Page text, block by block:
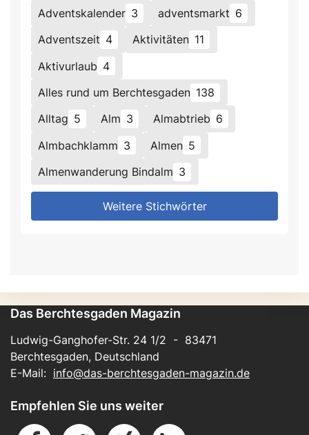
Adventskalender 3 adventsmarkt 6
Adventszeit 4 Aktivitäten 11
Aktivurlaub 4
Alles rund um Berchtesgaden 138
Alltag 5 Alm 3 Almabtrieb 6
Almbachklamm 3 Almen 5
Almenwanderung Bindalm 3
Weitere Stichwörter
Das Berchtesgaden Magazin
Ludwig-Ganghofer-Str. 24 1/2 - 83471
Berchtesgaden, Deutschland
E-Mail: info@das-berchtesgaden-magazin.de
Empfehlen Sie uns weiter